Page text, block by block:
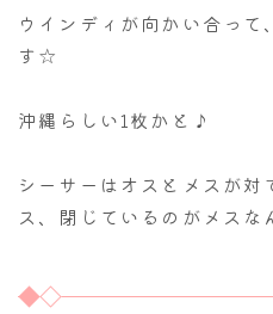
ウインディが向かい合っ
す☆
沖縄らしい1枚かと♪
シーサーはオスとメスが対
ス、閉じているのがメス